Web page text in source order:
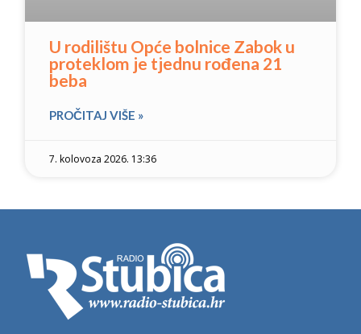
U rodilištu Opće bolnice Zabok u
proteklom je tjednu rođena 21
beba
PROČITAJ VIŠE »
7. kolovoza 2026. 13:36